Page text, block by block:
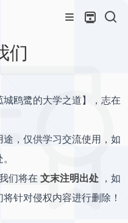
们
鸥鹭的大学之道】，志在
，仅供学习交流使用，如
们将在 文末注明出处 ，如
针对侵权内容进行删除！